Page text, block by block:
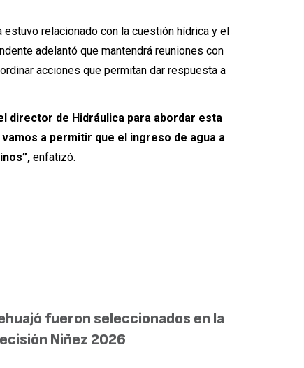
relacionado con la cuestión hídrica y el
adelantó que mantendrá reuniones con
acciones que permitan dar respuesta a
director de Hidráulica para abordar esta
a permitir que el ingreso de agua a
enfatizó.
fueron seleccionados en la
Niñez 2026